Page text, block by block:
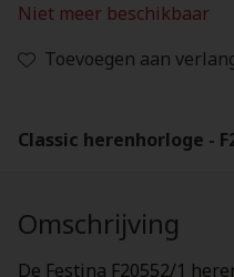
Niet meer beschikbaar
Toevoegen aan
Classic herenhorloge -
Omschrijving
De Festina F20552/1